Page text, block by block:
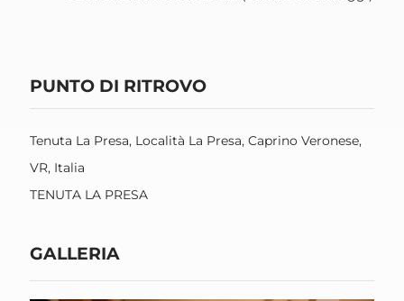
PUNTO DI RITROVO
Tenuta La Presa, Località La Presa, Caprino Veronese,
VR, Italia
TENUTA LA PRESA
GALLERIA